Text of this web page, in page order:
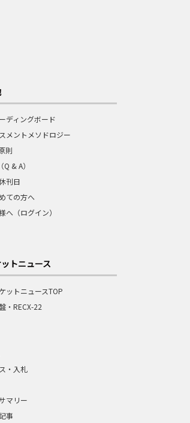
ディングボード
メントメソドロジー
則
Q & A）
刊日
ての方へ
へ（ログイン）
トニュース
ットニュースTOP
・RECX-22
・入札
マリー
事